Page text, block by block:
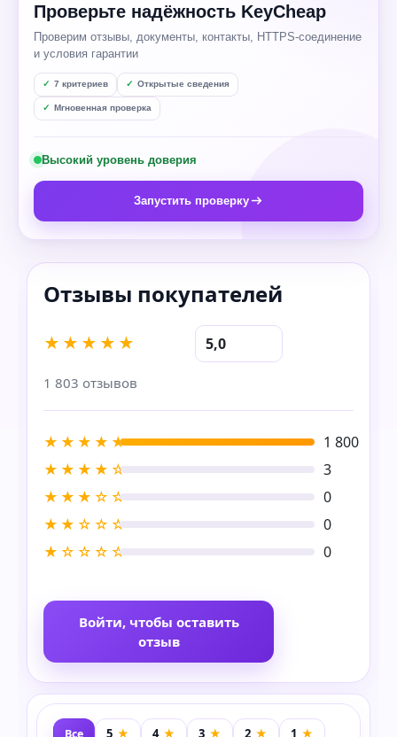
Проверьте надёжность KeyCheap
Проверим отзывы, документы, контакты, HTTPS-соединение
и условия гарантии
7 критериев Открытые сведения
Мгновенная проверка
Высокий уровень доверия
Запустить проверку
★★★★★ 5,0
1 803 отзывов
★★★★★
1 800
★★★★☆
3
★★★☆☆
0
★★☆☆☆
0
★☆☆☆☆
0
Войти, чтобы оставить
отзыв
Все